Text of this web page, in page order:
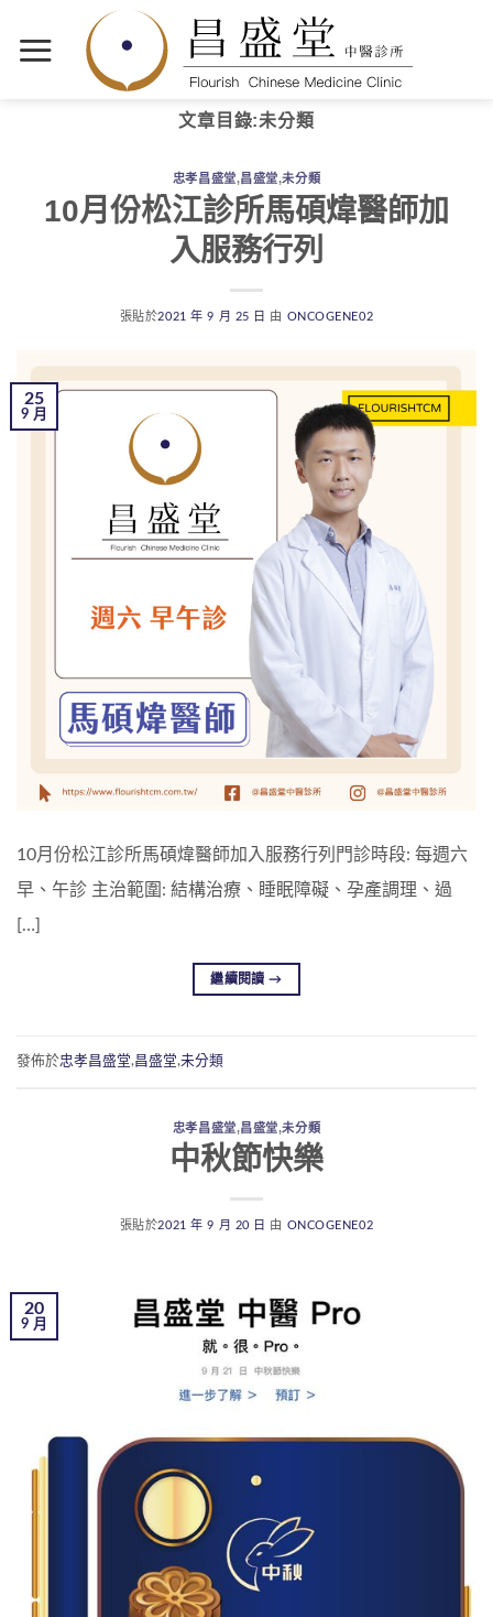
文章目錄:未分類
忠孝昌盛堂,昌盛堂,未分類
10月份松江診所馬碩煒醫師加
入服務行列
張貼於2021 年 9 月 25 日 由 ONCOGENE02
25
9 月
10月份松江診所馬碩煒醫師加入服務行列門診時段: 每週六
早、午診 主治範圍: 結構治療、睡眠障礙、孕產調理、過
[…]
繼續閱讀→
發佈於忠孝昌盛堂,昌盛堂,未分類
忠孝昌盛堂,昌盛堂,未分類
中秋節快樂
張貼於2021 年 9 月 20 日 由 ONCOGENE02
20
9 月